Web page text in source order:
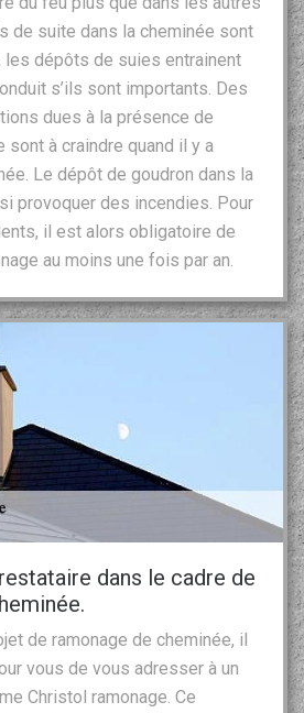
de suite dans la cheminée sont
les dépôts de suies entrainent
s’ils sont importants. Des
dues à la présence de
sont à craindre quand il y a
Le dépôt de goudron dans la
provoquer des incendies. Pour
il est alors obligatoire de
au moins une fois par an.
dans le cadre de
de ramonage de cheminée, il
vous de vous adresser à un
Christol ramonage. Ce